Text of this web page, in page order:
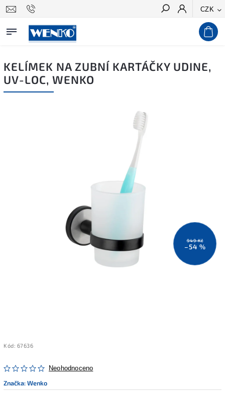
CZK
Hledat
KELÍMEK NA ZUBNÍ KARTÁČKY UDINE,
UV-LOC, WENKO
949 Kč
–54 %
Kód: 67636
Neohodnoceno
Značka:Wenko